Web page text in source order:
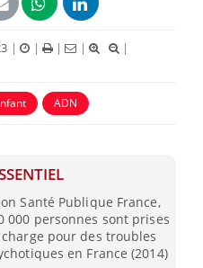
| | | |
|
ADN
Santé Publique France,
000 personnes sont prises
pour des troubles
en France (2014)